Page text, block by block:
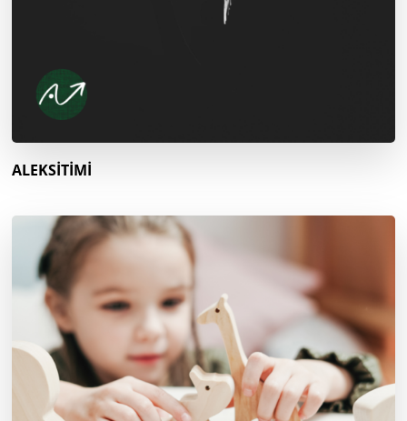
ALEKSİTİMİ